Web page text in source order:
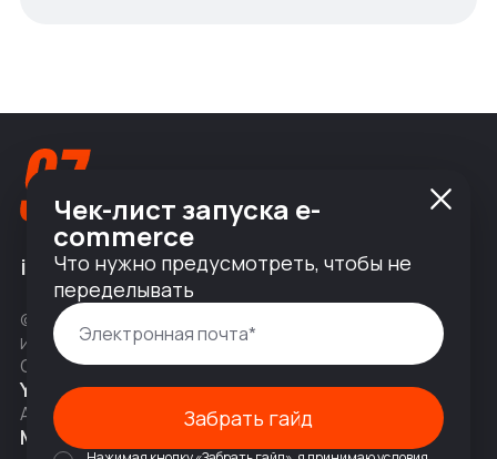
info@nineseven.ru
© 2010 — 2026 ООО «Найнсевен», УНП 191376768,
ИНН 9710142077, КПП 771001001, ОГРН 1247700831377
Соц сети
YouTubeНаписать в Telegram
Адрес
Москва, 2-я Тверская-Ямская 18,
Чек-лист запуска e-
commerce
Что нужно предусмотреть, чтобы не
переделывать
Забрать гайд